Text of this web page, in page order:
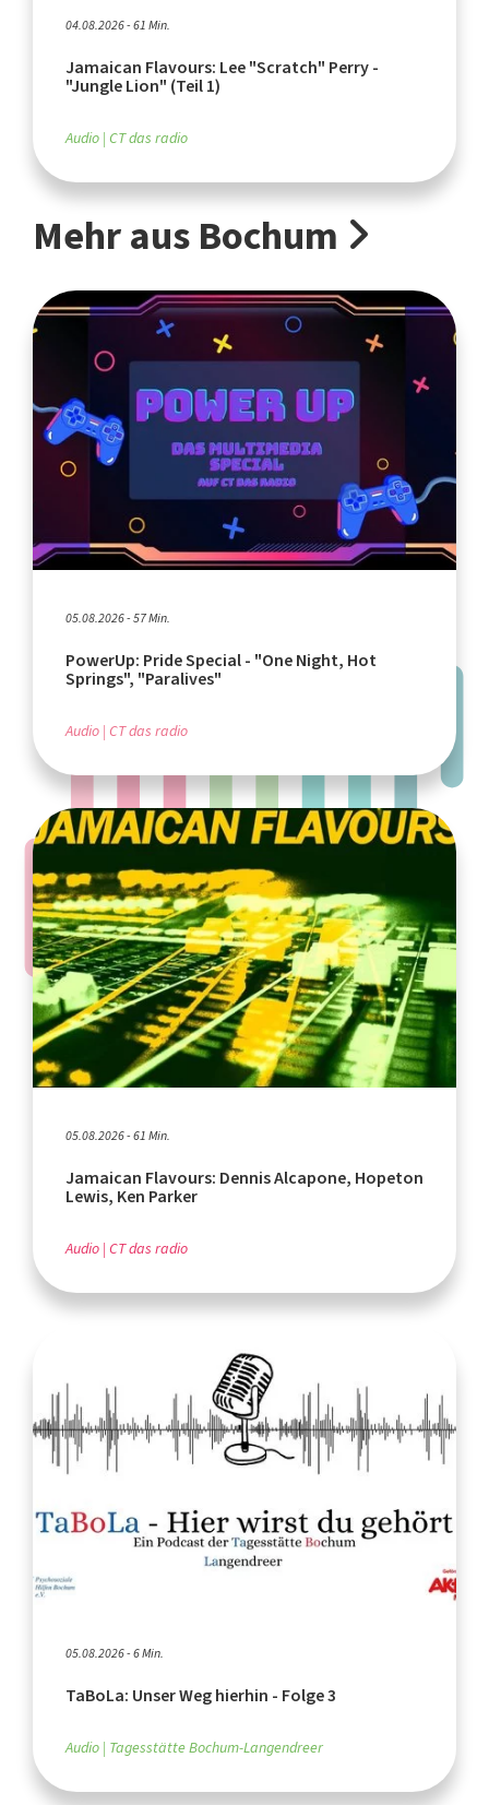
04.08.2026 - 61 Min.
Jamaican Flavours: Lee "Scratch" Perry -
"Jungle Lion" (Teil 1)
Audio CT das radio
Mehr aus Bochum
05.08.2026 - 57 Min.
PowerUp: Pride Special - "One Night, Hot
Springs", "Paralives"
Audio CT das radio
05.08.2026 - 61 Min.
Jamaican Flavours: Dennis Alcapone, Hopeton
Lewis, Ken Parker
Audio CT das radio
05.08.2026 - 6 Min.
TaBoLa: Unser Weg hierhin - Folge 3
Audio Tagesstätte Bochum-Langendreer